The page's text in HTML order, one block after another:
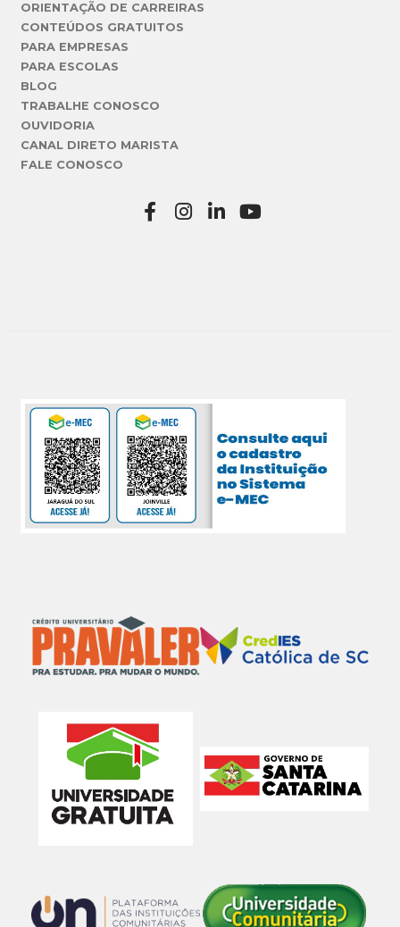
ORIENTAÇÃO DE CARREIRAS
CONTEÚDOS GRATUITOS
PARA EMPRESAS
PARA ESCOLAS
BLOG
TRABALHE CONOSCO
OUVIDORIA
CANAL DIRETO MARISTA
FALE CONOSCO